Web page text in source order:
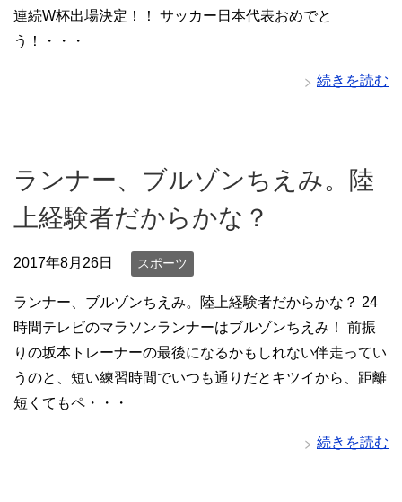
連続W杯出場決定！！ サッカー日本代表おめでと
う！・・・
続きを読む
ランナー、ブルゾンちえみ。陸
上経験者だからかな？
2017年8月26日 スポーツ
ランナー、ブルゾンちえみ。陸上経験者だからかな？ 24
時間テレビのマラソンランナーはブルゾンちえみ！ 前振
りの坂本トレーナーの最後になるかもしれない伴走ってい
うのと、短い練習時間でいつも通りだとキツイから、距離
短くてもペ・・・
続きを読む